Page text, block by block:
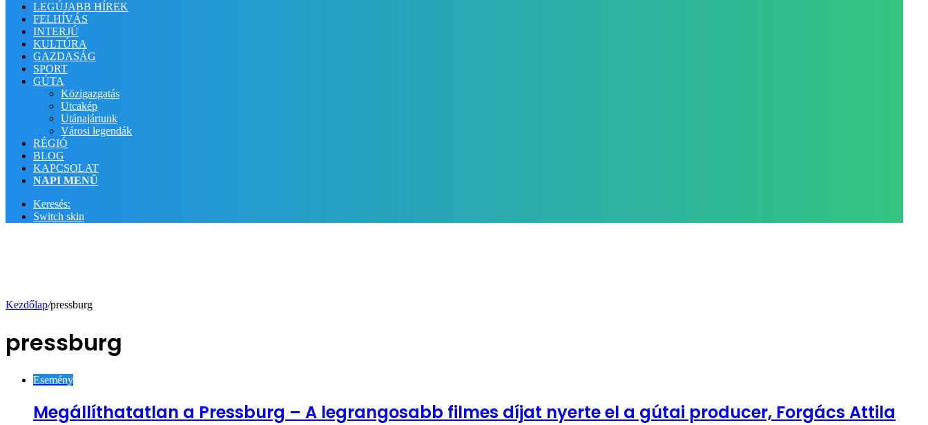
LEGÚJABB HÍREK
FELHÍVÁS
INTERJÚ
KULTÚRA
GAZDASÁG
SPORT
GÚTA
Közigazgatás
Utcakép
Utánajártunk
Városi legendák
RÉGIÓ
BLOG
KAPCSOLAT
NAPI MENÜ
Keresés:
Switch skin
Kezdőlap/pressburg
pressburg
Esemény
Megállíthatatlan a Pressburg – A legrangosabb filmes díjat nyerte el a gútai producer, Forgács Attila